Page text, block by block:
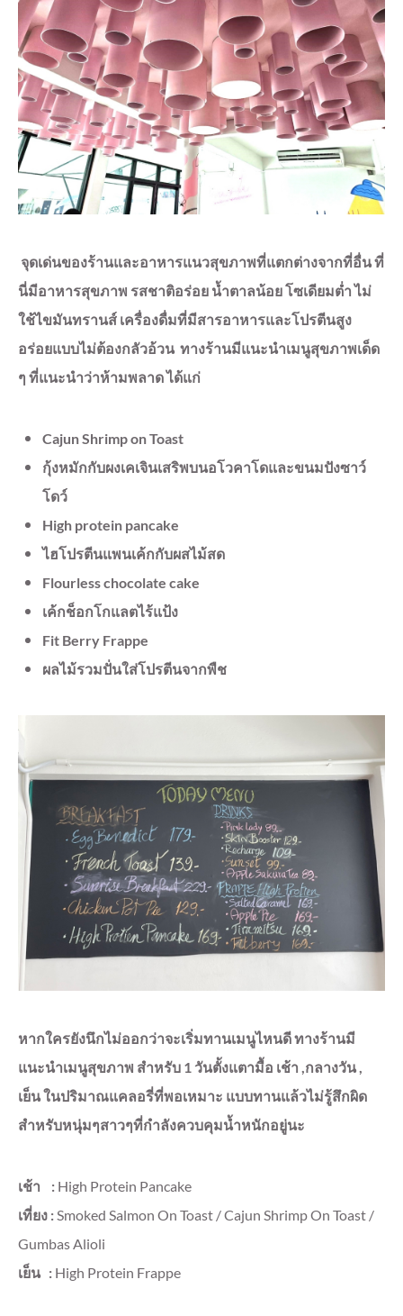
จุดเด่นของร้านและอาหารแนวสุขภาพที่แตกต่างจากที่อื่น ที่
นี่มีอาหารสุขภาพ รสชาติอร่อย น้ำตาลน้อย โซเดียมต่ำ ไม่
ใช้ไขมันทรานส์ เครื่องดื่มที่มีสารอาหารและโปรตีนสูง
อร่อยแบบไม่ต้องกลัวอ้วน ทางร้านมีแนะนำเมนูสุขภาพเด็ด
ๆ ที่แนะนำว่าห้ามพลาด ได้แก่
Cajun Shrimp on Toast
กุ้งหมักกับผงเคเจินเสริพบนอโวคาโดและขนมปังซาว์
โดว์
High protein pancake
ไฮโปรตีนแพนเค้กกับผสไม้สด
Flourless chocolate cake
เค้กช็อกโกแลตไร้แป้ง
Fit Berry Frappe
ผลไม้รวมปั่นใส่โปรตีนจากพืช
หากใครยังนึกไม่ออกว่าจะเริ่มทานเมนูไหนดี ทางร้านมี
แนะนำเมนูสุขภาพ สำหรับ 1 วันตั้งแตามื้อ เช้า ,กลางวัน ,
เย็น ในปริมาณแคลอรี่ที่พอเหมาะ แบบทานแล้วไม่รู้สึกผิด
สำหรับหนุ่มๆสาวๆที่กำลังควบคุมน้ำหนักอยู่นะ
เช้า : High Protein Pancake
เที่ยง :Smoked Salmon On Toast / Cajun Shrimp On Toast /
Gumbas Alioli
เย็น : High Protein Frappe